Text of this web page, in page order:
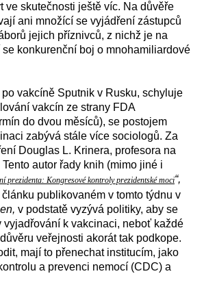
ve skutečnosti ještě víc. Na důvěře
ani množící se vyjádření zástupců
jejich příznivců, z nichž je na
se konkurenční boj o mnohamiliardové
vakcíně Sputnik v Rusku, schyluje
ování vakcín ze strany FDA
do dvou měsíců), se postojem
zabývá stále více sociologů. Za
í Douglas L. Krinera, profesora na
Tento autor řady knih (mimo jiné i
prezidenta: Kongresové kontroly prezidentské moci“,
článku publikovaném v tomto týdnu v
v podstatě vyzývá politiky, aby se
vyjadřování k vakcinaci, neboť každé
ru veřejnosti akorát tak podkope.
mají to přenechat institucím, jako
a prevenci nemocí (CDC) a